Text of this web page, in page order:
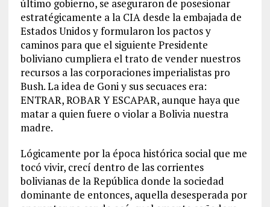
último gobierno, se aseguraron de posesionar
estratégicamente a la CIA desde la embajada de
Estados Unidos y formularon los pactos y
caminos para que el siguiente Presidente
boliviano cumpliera el trato de vender nuestros
recursos a las corporaciones imperialistas pro
Bush. La idea de Goni y sus secuaces era:
ENTRAR, ROBAR Y ESCAPAR, aunque haya que
matar a quien fuere o violar a Bolivia nuestra
madre.
Lógicamente por la época histórica social que me
tocó vivir, crecí dentro de las corrientes
bolivianas de la República donde la sociedad
dominante de entonces, aquella desesperada por